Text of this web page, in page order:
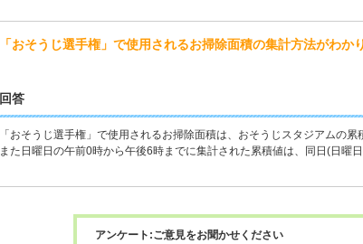
「おそうじ選手権」で使用されるお掃除面積の集計方法がわか
回答
「おそうじ選手権」で使用されるお掃除面積は、おそうじスタジアムの
また日曜日の午前0時から午後6時までに集計された累積値は、同日(日曜
アンケート:ご意見をお聞かせください